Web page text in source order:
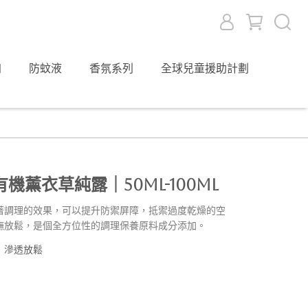
防蚊液 香氛系列 全球兒童援助計劃
機薰衣草純露｜50ml-100ml
理的效果，可以提升防禦屏障，抵禦過度乾燥的空
鬆，是個全方位性的調理保養原料成分添加。
滲透放鬆